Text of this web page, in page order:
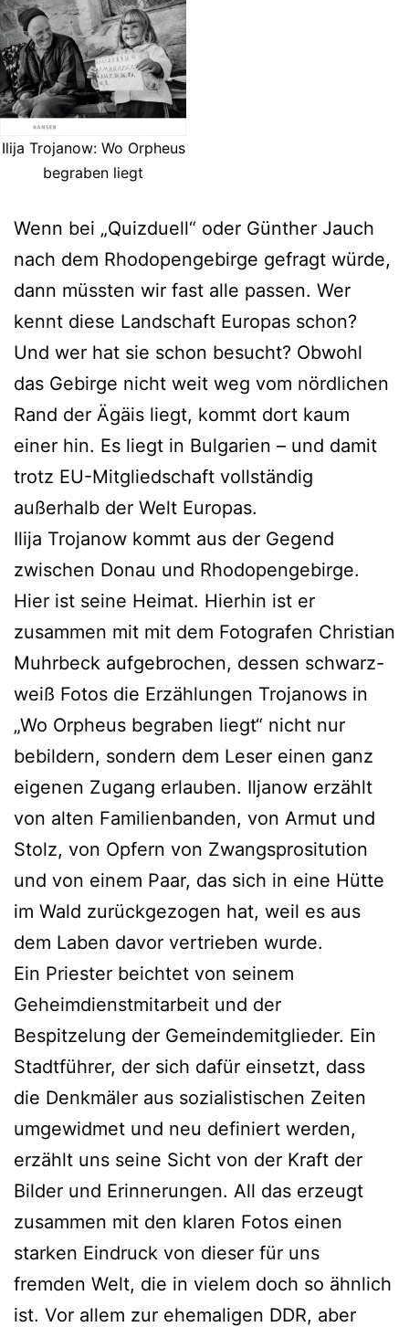
Ilija Trojanow: Wo Orpheus
begraben liegt
Wenn bei „Quizduell“ oder Günther Jauch
nach dem Rhodopengebirge gefragt würde,
dann müssten wir fast alle passen. Wer
kennt diese Landschaft Europas schon?
Und wer hat sie schon besucht? Obwohl
das Gebirge nicht weit weg vom nördlichen
Rand der Ägäis liegt, kommt dort kaum
einer hin. Es liegt in Bulgarien – und damit
trotz EU-Mitgliedschaft vollständig
außerhalb der Welt Europas.
Ilija Trojanow kommt aus der Gegend
zwischen Donau und Rhodopengebirge.
Hier ist seine Heimat. Hierhin ist er
zusammen mit mit dem Fotografen Christian
Muhrbeck aufgebrochen, dessen schwarz-
weiß Fotos die Erzählungen Trojanows in
„Wo Orpheus begraben liegt“ nicht nur
bebildern, sondern dem Leser einen ganz
eigenen Zugang erlauben. Iljanow erzählt
von alten Familienbanden, von Armut und
Stolz, von Opfern von Zwangsprositution
und von einem Paar, das sich in eine Hütte
im Wald zurückgezogen hat, weil es aus
dem Laben davor vertrieben wurde.
Ein Priester beichtet von seinem
Geheimdienstmitarbeit und der
Bespitzelung der Gemeindemitglieder. Ein
Stadtführer, der sich dafür einsetzt, dass
die Denkmäler aus sozialistischen Zeiten
umgewidmet und neu definiert werden,
erzählt uns seine Sicht von der Kraft der
Bilder und Erinnerungen. All das erzeugt
zusammen mit den klaren Fotos einen
starken Eindruck von dieser für uns
fremden Welt, die in vielem doch so ähnlich
ist. Vor allem zur ehemaligen DDR, aber